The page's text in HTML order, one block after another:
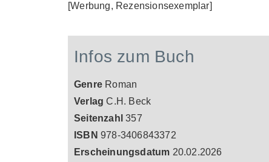
[Werbung, Rezensionsexemplar]
Infos zum Buch
Genre Roman
Verlag C.H. Beck
Seitenzahl 357
ISBN 978-3406843372
Erscheinungsdatum 20.02.2026